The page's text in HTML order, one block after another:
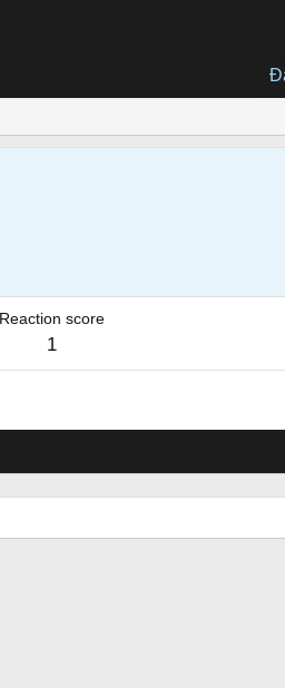
Reaction score
1